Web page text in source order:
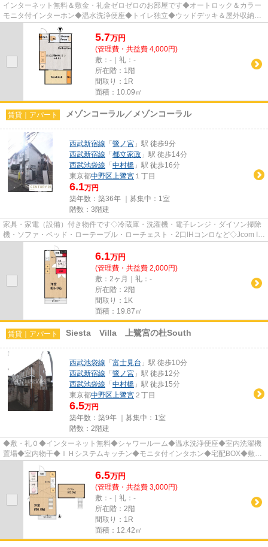
インターネット無料＆敷金・礼金ゼロゼロのお部屋です◆オートロック＆カラー
モニタ付インターホン◆温水洗浄便座◆トイレ独立◆ウッドデッキ＆屋外収納あ
り◆シャワールーム◆室内物干◆宅配...
5.7万円
(管理費・共益費 4,000円)
敷：-｜礼：-
所在階：1階
間取り：1R
面積：10.09㎡
賃貸｜アパート メゾンコーラル／メゾンコーラル
西武新宿線 「 鷺ノ宮 」駅 徒歩9分
西武新宿線 「 都立家政 」駅 徒歩14分
西武池袋線 「 中村橋 」駅 徒歩16分
東京都中野区上鷺宮 １丁目
6.1万円
築年数：築36年 ｜募集中： 1室
階数：3階建
家具・家電（設備）付き物件です◇冷蔵庫・洗濯機・電子レンジ・ダイソン掃除
機・ソファ・ベッド・ローテーブル・ローチェスト・2口IHコンロなど◇Jcom In
My Room／テレビ無料・ネット3...
6.1万円
(管理費・共益費 2,000円)
敷：2ヶ月｜礼：-
所在階：2階
間取り：1K
面積：19.87㎡
賃貸｜アパート Siesta Villa 上鷺宮の杜South
西武池袋線 「 富士見台 」駅 徒歩10分
西武新宿線 「 鷺ノ宮 」駅 徒歩12分
西武池袋線 「 中村橋 」駅 徒歩15分
東京都中野区上鷺宮 ２丁目
6.5万円
築年数：築9年 ｜募集中： 1室
階数：2階建
◆敷・礼０◆インターネット無料◆シャワールーム◆温水洗浄便座◆室内洗濯機
置場◆室内物干◆ＩＨシステムキッチン◆モニタ付インタホン◆宅配BOX◆敷地
内ゴミ置場◆ウッドデッキ◆屋外収納（キャ...
6.5万円
(管理費・共益費 3,000円)
敷：-｜礼：-
所在階：2階
間取り：1R
面積：12.42㎡